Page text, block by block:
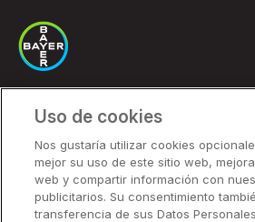
Soluciones
Precios
Socios
Uso de cookies
Nos gustaría utilizar cookies
mejor su uso de este sitio web,
web y compartir información con
publicitarios. Su consentimiento
transferencia de sus Datos